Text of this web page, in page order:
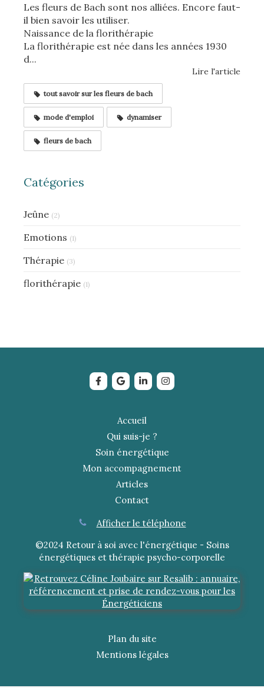
Les fleurs de Bach sont nos alliées. Encore faut-
il bien savoir les utiliser.
Naissance de la florithérapie
La florithérapie est née dans les années 1930
d...
Lire l'article
tout savoir sur les fleurs de bach
mode d'emploi dynamiser
fleurs de bach
Catégories
Jeûne (2)
Emotions (1)
Thérapie (3)
florithérapie (1)
Accueil
Qui suis-je ?
Soin énergétique
Mon accompagnement
Articles
Contact
Afficher le téléphone
©2024 Retour à soi avec l'énergétique - Soins
énergétiques et thérapie psycho-corporelle
Plan du site
Mentions légales